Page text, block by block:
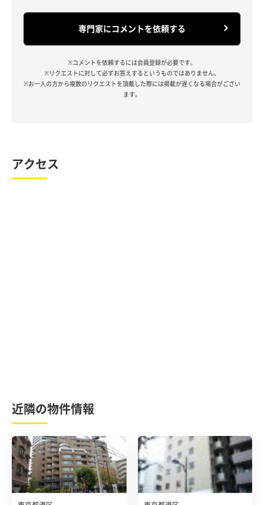
専門家にコメントを依頼する
※コメントを依頼するには会員登録が必要です。
※リクエストに対して必ずお答えするというものではありません。
※お一人の方から複数のリクエストを頂戴した際には掲載が遅くなる場合がござい
ます。
アクセス
近隣の物件情報